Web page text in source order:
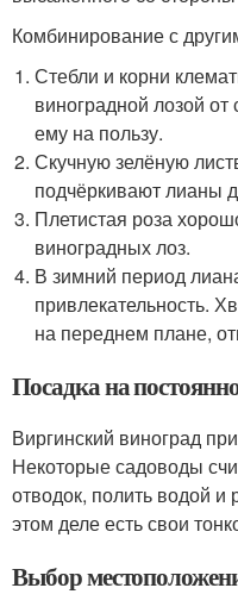
Комбинирование с
Стебли и корни
виноградной лозой от
ему на пользу.
Скучную зелёную
подчёркивают лианы
Плетистая роза
виноградных лоз.
В зимний период
привлекательность.
на переднем плане,
Посадка на
Виргинский виноград
Некоторые садоводы
отводок, полить водой
этом деле есть свои
Выбор